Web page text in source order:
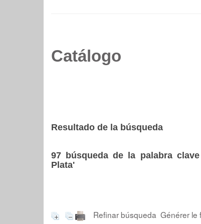
Catálogo
Resultado de la búsqueda
97 búsqueda de la palabra clave
Plata'
Refinar búsqueda Générer le